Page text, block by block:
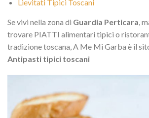
Lievitati Tipici Toscani
Se vivi nella zona di Guardia Perticara ,
trovare PIATTI alimentari tipici o
tradizione toscana, A Me Mi Garba è il
Antipasti tipici toscani